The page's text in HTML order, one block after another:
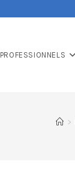
PROFESSIONNELS
>